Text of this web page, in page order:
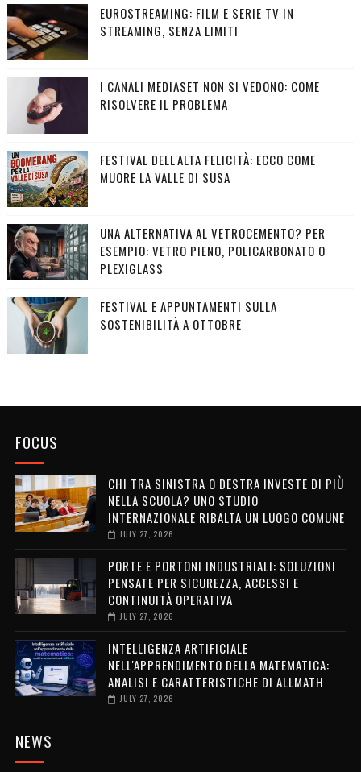
EUROSTREAMING: FILM E SERIE TV IN
STREAMING, SENZA LIMITI
I CANALI MEDIASET NON SI VEDONO: COME
RISOLVERE IL PROBLEMA
FESTIVAL DELL'ALTA FELICITÀ: ECCO COME
MUORE LA VALLE DI SUSA
UNA ALTERNATIVA AL VETROCEMENTO? PER
ESEMPIO: VETRO PIENO, POLICARBONATO O
PLEXIGLASS
FESTIVAL E APPUNTAMENTI SULLA
SOSTENIBILITÀ A OTTOBRE
FOCUS
CHI TRA SINISTRA O DESTRA INVESTE DI PIÙ
NELLA SCUOLA? UNO STUDIO
INTERNAZIONALE RIBALTA UN LUOGO COMUNE
JULY 27, 2026
PORTE E PORTONI INDUSTRIALI: SOLUZIONI
PENSATE PER SICUREZZA, ACCESSI E
CONTINUITÀ OPERATIVA
JULY 27, 2026
INTELLIGENZA ARTIFICIALE
NELL'APPRENDIMENTO DELLA MATEMATICA:
ANALISI E CARATTERISTICHE DI ALLMATH
JULY 27, 2026
NEWS